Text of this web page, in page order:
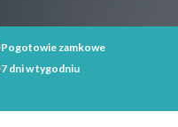
Pogotowie zamkowe
7 dni w tygodniu